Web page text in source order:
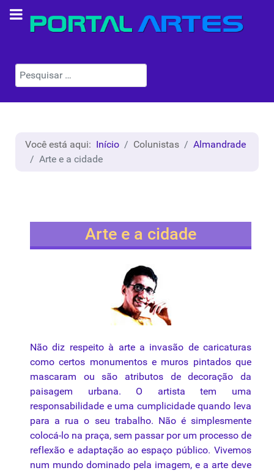
Pesquisar
Você está aqui: Início Colunistas
Almandrade
Arte e a cidade
Arte e a cidade
Não diz respeito à artea invasão de caricaturas
como certos monumentose muros pintados que
mascaram
ou são atributos dedecoração
da
paisagem
urbana. O artista tem
uma
responsabilidade e uma cumplicidade quando leva
para a rua o seu trabalho. Não é simplesmente
colocá-lo na praça, sem passar porum processo de
reflexão e adaptação ao espaço público.Vivemos
num mundo dominado pela imagem, e a arte deve